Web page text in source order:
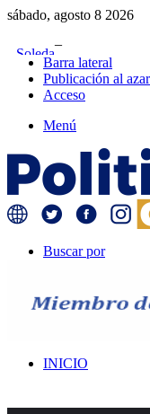
sábado, agosto 8 2026
Barra lateral
Publicación al azar
Acceso
Menú
Buscar por
INICIO